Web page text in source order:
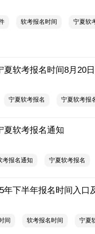
软考报名时间 宁夏软
宁夏软考报名 宁夏软考报
夏软考报名通知
考报名通知 宁夏软考报名
年下半年报名时间入口
间 软考报名时间 宁夏